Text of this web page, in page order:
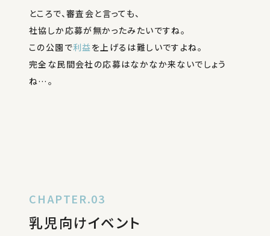
ところで、審査会と言っても、
社協しか応募が無かったみたいですね。
この公園で利益を上げるは難しいですよね。
完全な民間会社の応募はなかなか来ないでしょう
ね…。
CHAPTER.03
乳児向けイベント